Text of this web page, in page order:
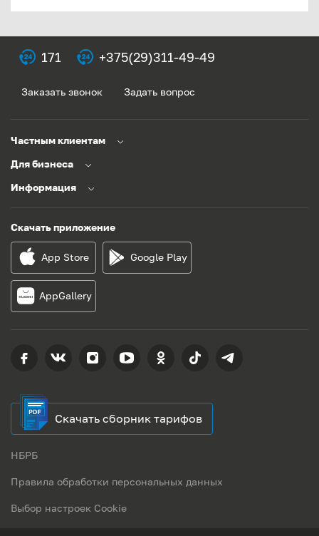
171 +375(29)311-49-49
Заказать звонок Задать вопрос
Частным клиентам
Для бизнеса
Информация
Скачать приложение
App Store Google Play
AppGallery
Скачать сборник тарифов
НБРБ
Правила обработки персональных данных
Выбор настроек Cookie